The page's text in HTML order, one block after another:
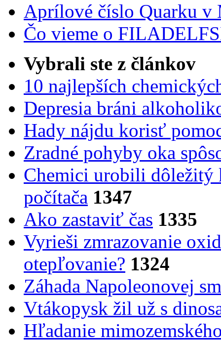
Aprílové číslo Quarku v
Čo vieme o
Vybrali ste z článkov
10 najlepších
Depresia bráni
Hady nájdu korisť
Zradné pohyby oka
Chemici urobili dôležitý
počítača 1347
Ako zastaviť čas 1335
Vyrieši zmrazovanie
otepľovanie? 1324
Záhada Napoleonovej
Vtákopysk žil už s
Hľadanie